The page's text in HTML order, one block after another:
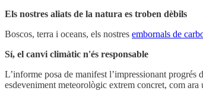
Els nostres aliats de la natura es troben dèbils
Boscos, terra i oceans, els nostres embornals de
Sí, el canvi climàtic n'és responsable
L’informe posa de manifest l’impressionant
esdeveniment meteorològic extrem concret, com